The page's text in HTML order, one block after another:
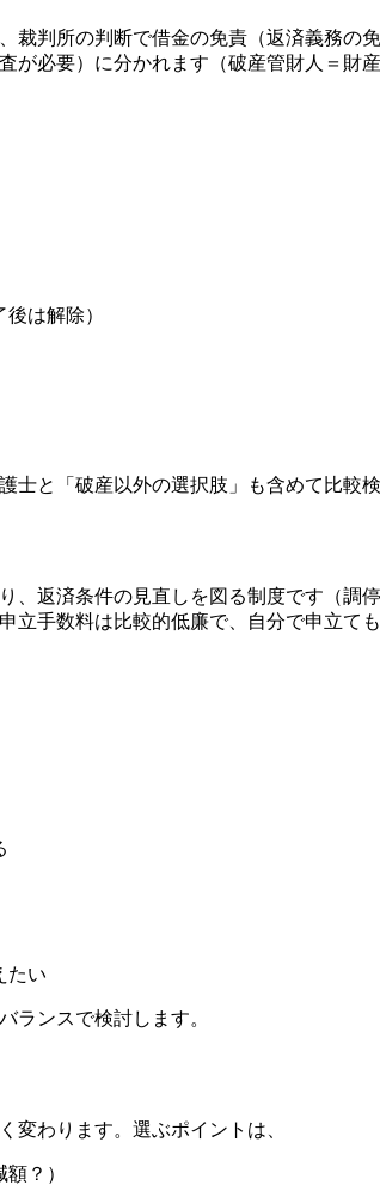
裁判所の判断で借金の免責（返済義務
必要）に分かれます（破産管財人＝財
は解除）
と「破産以外の選択肢」も含めて比較検
、返済条件の見直しを図る制度です（
手数料は比較的低廉で、自分で申立ても
たい
ランスで検討します。
変わります。選ぶポイントは、
？）